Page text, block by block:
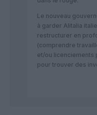
Le nouveau
à garder Alitalia
restructurer en
(comprendre
et/ou licenciements
pour trouver des